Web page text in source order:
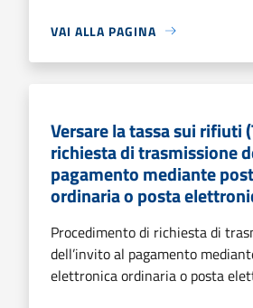
VAI ALLA PAGINA
Versare la tassa sui rifiuti
richiesta di trasmissione
pagamento mediante
ordinaria o posta
Procedimento di richiesta di
dell’invito al pagamento
elettronica ordinaria o posta